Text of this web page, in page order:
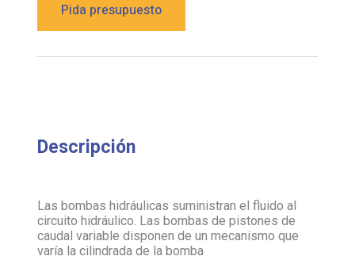
Pida presupuesto
Descripción
Las bombas hidráulicas suministran el fluido al
circuito hidráulico. Las bombas de pistones de
caudal variable disponen de un mecanismo que
varía la cilindrada de la bomba